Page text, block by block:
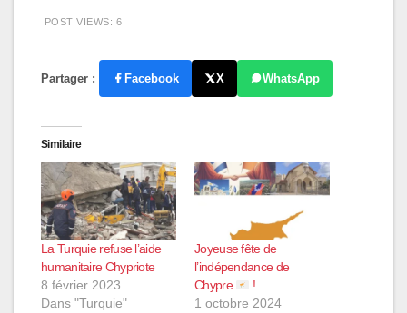
POST VIEWS: 6
Partager : Facebook X WhatsApp
Similaire
La Turquie refuse l’aide
humanitaire Chypriote
8 février 2023
Dans "Turquie"
Joyeuse fête de
l’indépendance de
Chypre
!
1 octobre 2024